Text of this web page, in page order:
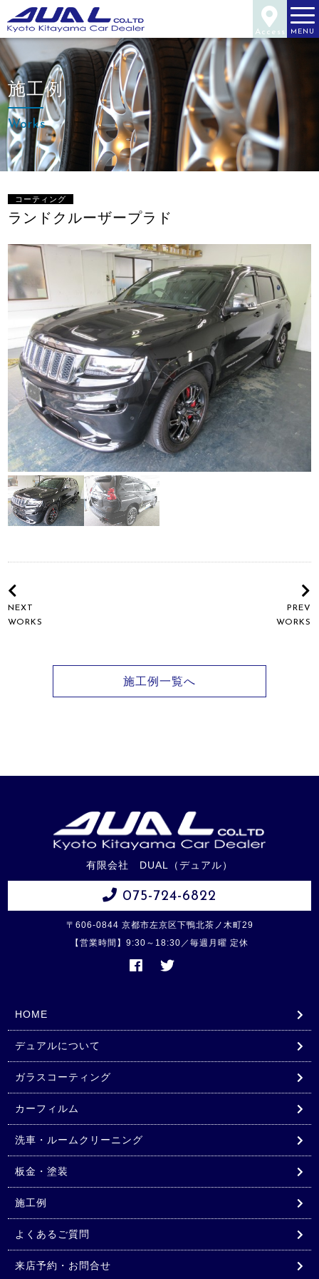
Access MENU
施工例
Works
コーティング
ランドクルーザープラド
NEXT
WORKS
PREV
WORKS
施工例一覧へ
有限会社 DUAL（デュアル）
075-724-6822
〒606-0844 京都市左京区下鴨北茶ノ木町29
【営業時間】9:30～18:30／毎週月曜 定休
HOME
デュアルについて
ガラスコーティング
カーフィルム
洗車・ルームクリーニング
板金・塗装
施工例
よくあるご質問
来店予約・お問合せ